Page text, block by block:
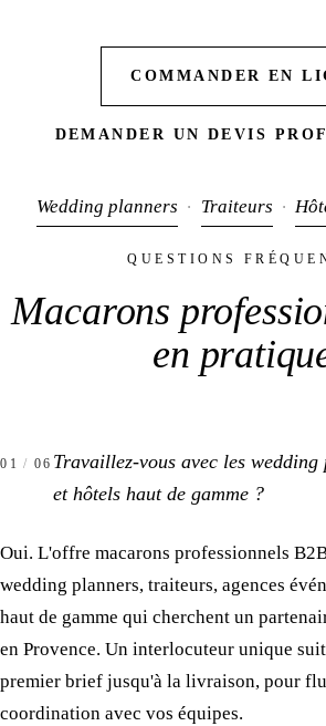
COMMANDER EN
DEMANDER UN DEVIS
Wedding planners · Traiteurs ·
QUESTIONS
Macarons
en
01 / 06 Travaillez-vous avec les
et hôtels haut de gamme ?
Oui. L'offre macarons professionnels
wedding planners, traiteurs, agences
haut de gamme qui cherchent un
en Provence. Un interlocuteur unique
premier brief jusqu'à la livraison, pour
coordination avec vos équipes.